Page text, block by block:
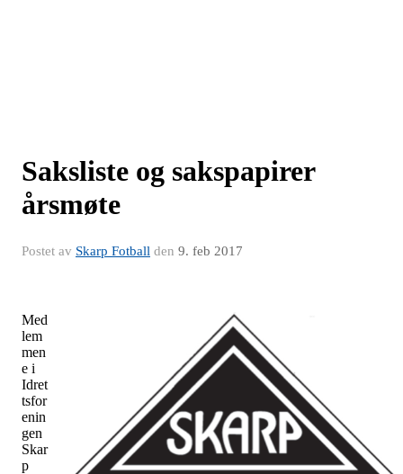
Saksliste og sakspapirer
årsmøte
Postet av Skarp Fotball den 9. feb 2017
Med
lem
men
e i
Idret
tsfor
enin
gen
Skar
p